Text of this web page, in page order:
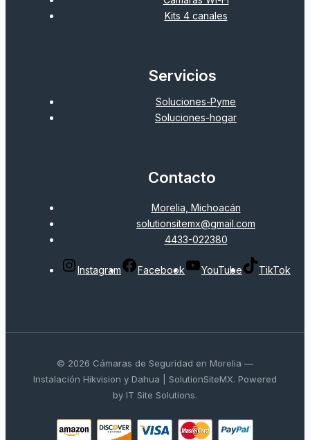
Kits 4 canales
Servicios
Soluciones-Pyme
Soluciones-hogar
Contacto
Morelia, Michoacán
solutionsitemx@gmail.com
4433-022380
Instagram Facebook YouTube TikTok
© 2026 Cámaras de Seguridad en Morelia —
Instalación Hikvision y Dahua | SolutionSiteMX. Powered
by IT Site Solutions.